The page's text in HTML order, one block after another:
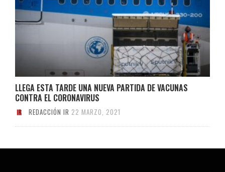
LLEGA ESTA TARDE UNA NUEVA PARTIDA DE VACUNAS
CONTRA EL CORONAVIRUS
REDACCIÓN IR 22 MARZO, 2021